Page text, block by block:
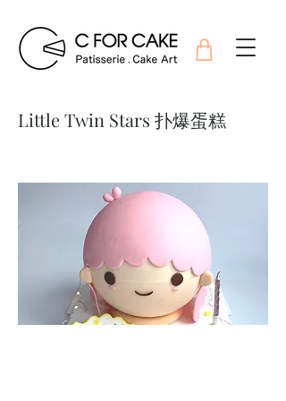
Little Twin Stars 扑爆蛋糕